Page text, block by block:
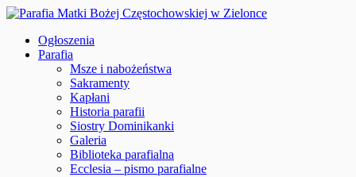
Ogłoszenia
Parafia
Msze i nabożeństwa
Sakramenty
Kapłani
Historia parafii
Siostry Dominikanki
Galeria
Biblioteka parafialna
Ecclesia – pismo parafialne